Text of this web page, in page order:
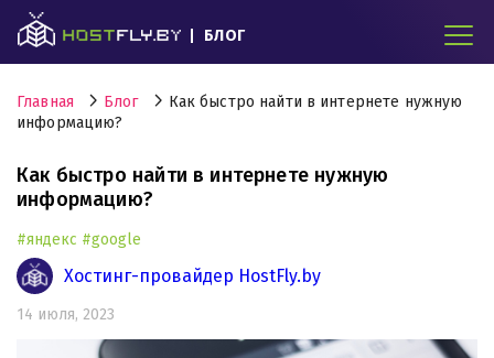
БЛОГ
Главная Блог
Как быстро найти в интернете нужную
информацию?
Как быстро найти в интернете нужную
информацию?
#яндекс #google
Хостинг-провайдер HostFly.by
14 июля, 2023